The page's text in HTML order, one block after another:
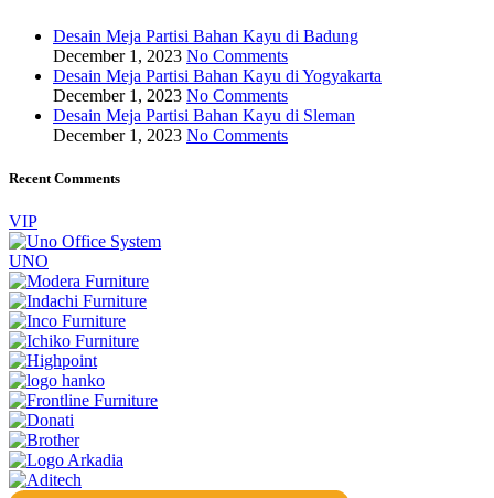
Desain Meja Partisi Bahan Kayu di Badung
December 1, 2023 No Comments
Desain Meja Partisi Bahan Kayu di Yogyakarta
December 1, 2023 No Comments
Desain Meja Partisi Bahan Kayu di Sleman
December 1, 2023 No Comments
Recent Comments
VIP
UNO